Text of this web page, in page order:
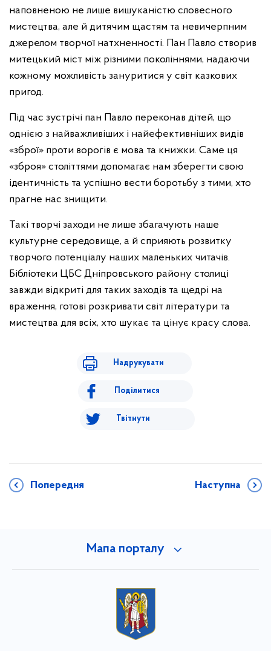
наповненою не лише вишуканістю словесного
мистецтва, але й дитячим щастям та невичерпним
джерелом творчої натхненності. Пан Павло створив
митецький міст між різними поколіннями, надаючи
кожному можливість зануритися у світ казкових
пригод.
Під час зустрічі пан Павло переконав дітей, що
однією з найважливіших і найефективніших видів
«зброї» проти ворогів є мова та книжки. Саме ця
«зброя» століттями допомагає нам зберегти свою
ідентичність та успішно вести боротьбу з тими, хто
прагне нас знищити.
Такі творчі заходи не лише збагачують наше
культурне середовище, а й сприяють розвитку
творчого потенціалу наших маленьких читачів.
Бібліотеки ЦБС Дніпровського району столиці
завжди відкриті для таких заходів та щедрі на
враження, готові розкривати світ літератури та
мистецтва для всіх, хто шукає та цінує красу слова.
Надрукувати
Поділитися
Твітнути
Попередня Наступна
Мапа порталу